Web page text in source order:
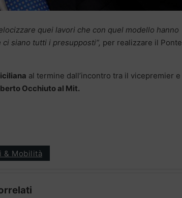
quei lavori che con quel modello hanno
siano tutti i presupposti”, per realizzare il Ponte
al termine dall’incontro tra il vicepremier e
Occhiuto al Mit.
& Mobilità